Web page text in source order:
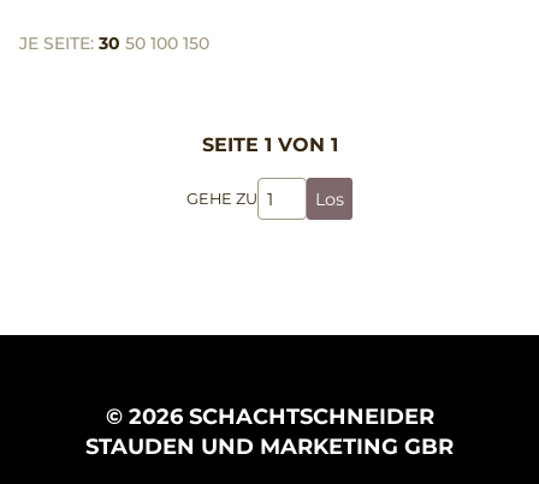
JE SEITE: 30 50 100 150
SEITE 1 VON 1
GEHE ZU Los
© 2026 SCHACHTSCHNEIDER
STAUDEN UND MARKETING GBR